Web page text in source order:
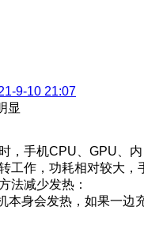
9-10 21:07
显
，手机CPU、GPU、内
工作，功耗相对较大，
法减少发热：
本身会发热，如果一边